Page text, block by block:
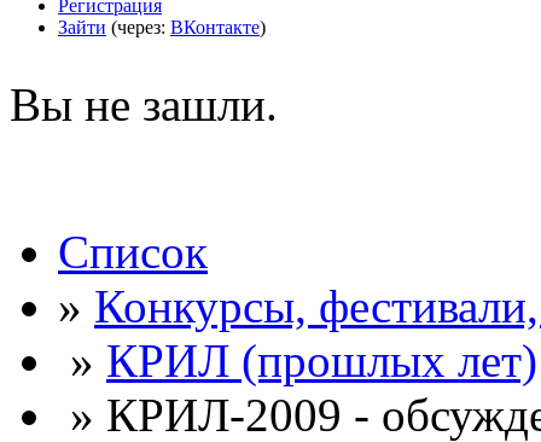
Регистрация
Зайти (через: ВКонтакте)
Вы не зашли.
Список
» Конкурсы,
» КРИЛ (прошлых лет)
» КРИЛ-2009 -